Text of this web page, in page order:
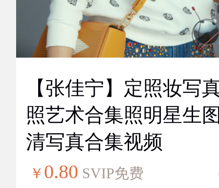
【张佳宁】定照妆写
照艺术合集照明星生
清写真合集视频
￥ 0.80 SVIP免费